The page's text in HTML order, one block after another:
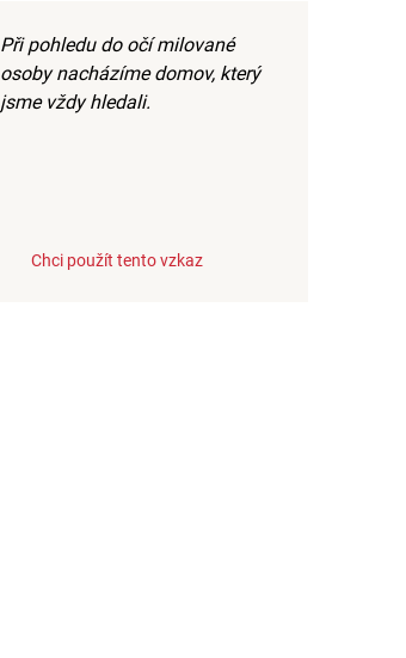
Při pohledu do očí milované
osoby nacházíme domov, který
jsme vždy hledali.
Chci použít tento vzkaz